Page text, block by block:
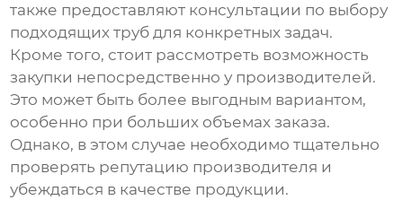
также предоставляют консультации по выбору
подходящих труб для конкретных задач.
Кроме того, стоит рассмотреть возможность
закупки непосредственно у производителей.
Это может быть более выгодным вариантом,
особенно при больших объемах заказа.
Однако, в этом случае необходимо тщательно
проверять репутацию производителя и
убеждаться в качестве продукции.